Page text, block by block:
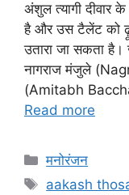
अंशुल त्यागी दीवार
है और उस टैलेंट को
उतारा जा सकता है।
नागराज मंजुले
(Amitabh
Read more
मनोरंजन
aakash